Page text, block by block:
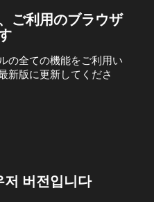
ご利用のブラウザ
の全ての機能をご利用い
新版に更新してくださ
저 버전입니다